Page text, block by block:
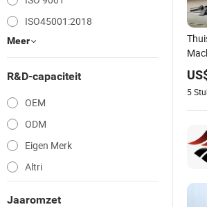
ISO45001:2018
Meer
R&D-capaciteit
OEM
ODM
Eigen Merk
Altri
Jaaromzet
5